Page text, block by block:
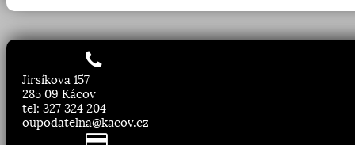
Jirsíkova 157
285 09 Kácov
tel: 327 324 204
oupodatelna@kacov.cz